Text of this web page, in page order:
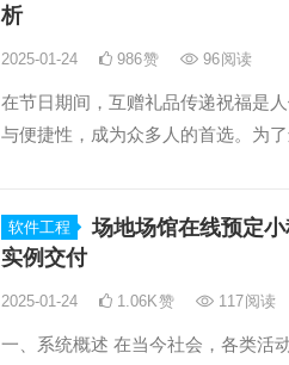
析
2025-01-24 986赞 96阅读
在节日期间，互赠礼品传递祝福是
与便捷性，成为众多人的首选。为
软件工程
场地场馆在线预定
实例交付
2025-01-24 1.06K赞 117阅读
一、系统概述 在当今社会，各类活